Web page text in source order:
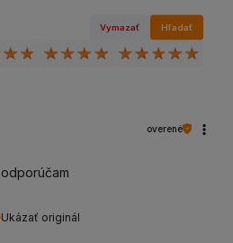
Vymazať Hľadať
Ukázať originál
overené